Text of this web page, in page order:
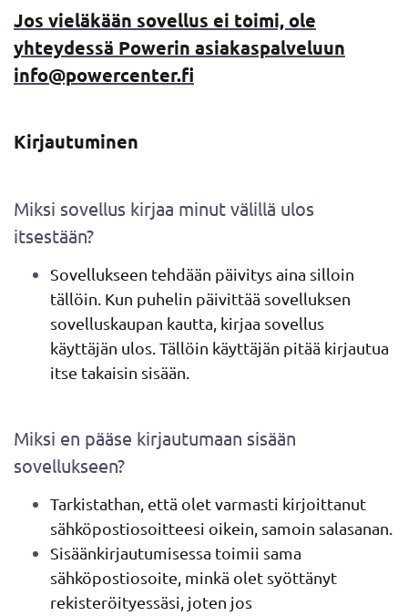
Jos vieläkään sovellus ei toimi, ole
yhteydessä Powerin asiakaspalveluun
info@powercenter.fi
Kirjautuminen
Miksi sovellus kirjaa minut välillä ulos
itsestään?
Sovellukseen tehdään päivitys aina silloin
tällöin. Kun puhelin päivittää sovelluksen
sovelluskaupan kautta, kirjaa sovellus
käyttäjän ulos. Tällöin käyttäjän pitää kirjautua
itse takaisin sisään.
Miksi en pääse kirjautumaan sisään
sovellukseen?
Tarkistathan, että olet varmasti kirjoittanut
sähköpostiosoitteesi oikein, samoin salasanan.
Sisäänkirjautumisessa toimii sama
sähköpostiosoite, minkä olet syöttänyt
rekisteröityessäsi, joten jos